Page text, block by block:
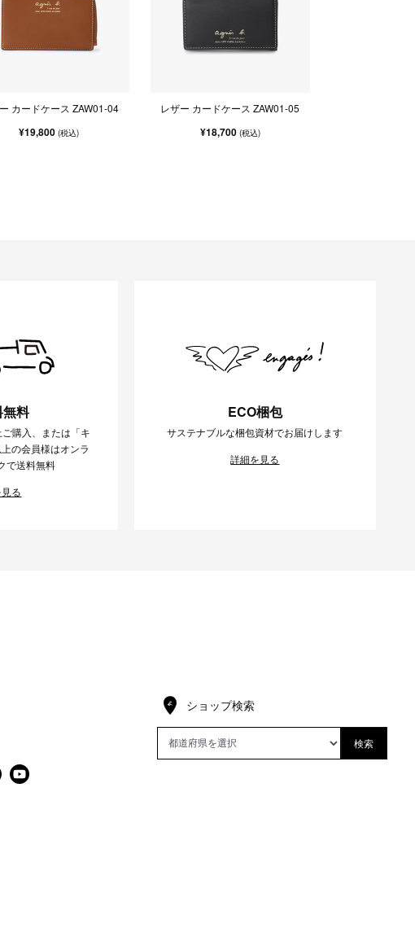
カードケース ZAW01-04
¥19,800(税込)
レザー カードケース ZAW01-05
¥18,700 (税込)
無料
購入、または「キ
の会員様はオンラ
で送料無料
る
ECO梱包
サステナブルな梱包資材でお届けします
詳細を見る
ショップ検索
検索